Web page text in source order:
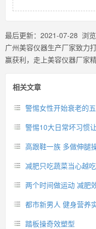
最后更新： 2021-07-28 浏览
广州美容仪器生产厂家致力
赢获利，走上美容仪器厂家精
相关文章
警惕女性开始衰老的
警惕10大日常坏习惯
高跟鞋一族 多做伸腿
减肥只吃蔬菜当心越
两个时间做运动 减肥
都市新男人 健身营养
踏板操奇效塑型